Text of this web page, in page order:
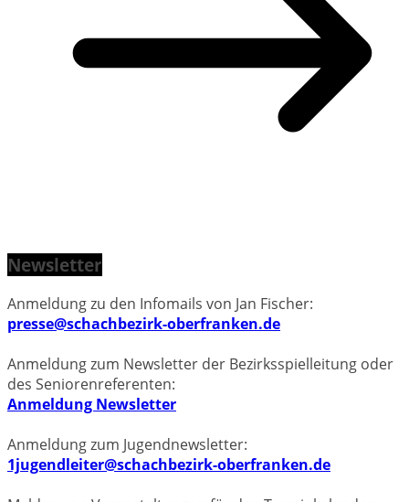
Newsletter
Anmeldung zu den Infomails von Jan Fischer:
presse@schachbezirk-oberfranken.de
Anmeldung zum Newsletter der Bezirksspielleitung oder
des Seniorenreferenten:
Anmeldung Newsletter
Anmeldung zum Jugendnewsletter:
1jugendleiter@schachbezirk-oberfranken.de